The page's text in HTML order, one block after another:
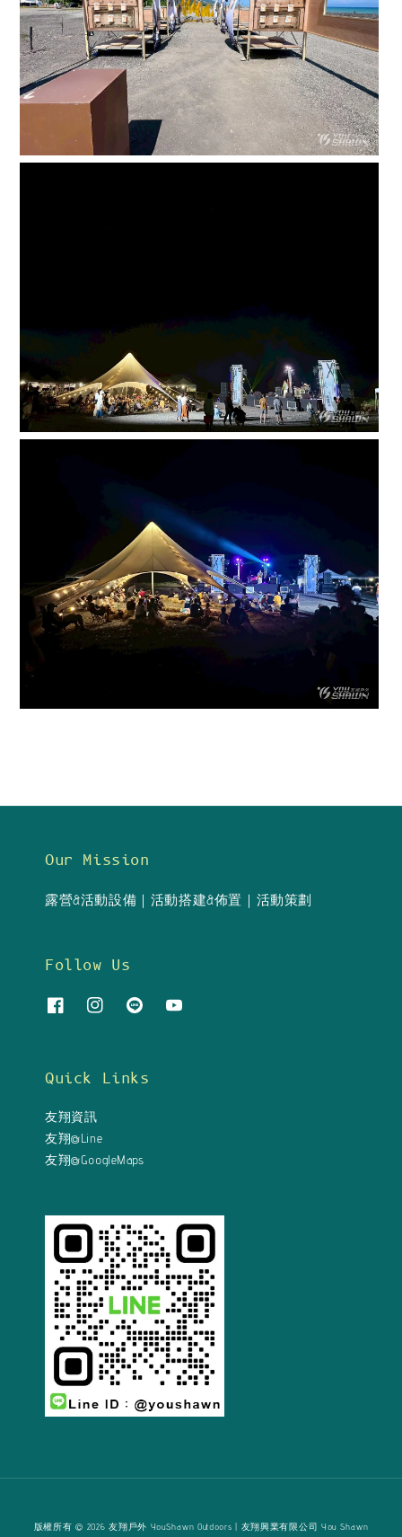
Our Mission
露營&活動設備｜活動搭建&佈置｜活動策劃
Follow Us
Quick Links
友翔資訊
友翔@Line
友翔@GoogleMaps
版權所有 © 2026 友翔戶外 YouShawn Outdoors | 友翔興業有限公司 You Shawn